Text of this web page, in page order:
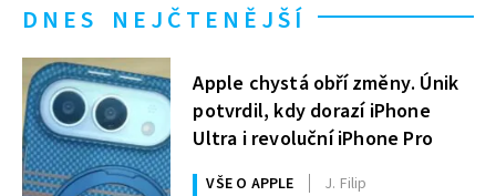
DNES NEJČTENĚJŠÍ
Apple chystá obří změny. Únik
potvrdil, kdy dorazí iPhone
Ultra i revoluční iPhone Pro
VŠE O APPLE J. Filip